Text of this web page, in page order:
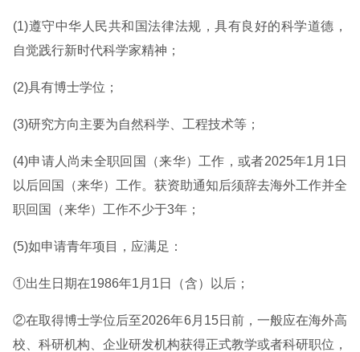
(1)遵守中华人民共和国法律法规，具有良好的科学道德，
自觉践行新时代科学家精神；
(2)具有博士学位；
(3)研究方向主要为自然科学、工程技术等；
(4)申请人尚未全职回国（来华）工作，或者2025年1月1日
以后回国（来华）工作。获资助通知后须辞去海外工作并全
职回国（来华）工作不少于3年；
(5)如申请青年项目，应满足：
①出生日期在1986年1月1日（含）以后；
②在取得博士学位后至2026年6月15日前，一般应在海外高
校、科研机构、企业研发机构获得正式教学或者科研职位，